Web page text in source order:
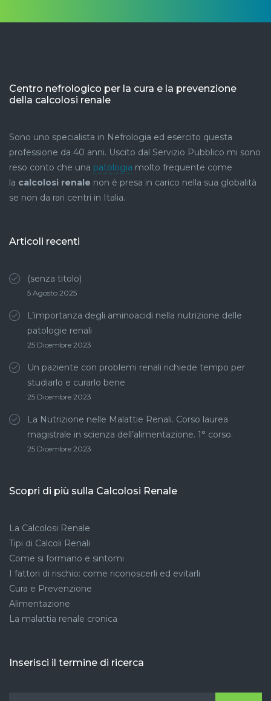
Centro nefrologico per la cura e la prevenzione
della calcolosi renale
Sono uno specialista in Nefrologia ed esercito questa
professione da 40 anni. Uscito dal Servizio Pubblico mi sono
reso conto che una patologia molto frequente come
la calcolosi renale non è presa in carico nella sua globalità
se non da rari centri in Italia.
Articoli recenti
(senza titolo)
5 Agosto 2025
L’importanza degli aminoacidi nella nutrizione delle
patologie renali
25 Dicembre 2023
Un paziente con problemi renali richiede tempo per
studiarlo e curarlo bene
25 Dicembre 2023
La Nutrizione nelle Malattie Renali. Corso laurea
magistrale in scienza dell’alimentazione. 1° corso.
25 Dicembre 2023
Scopri di più sulla Calcolosi Renale
La Calcolosi Renale
Tipi di Calcoli Renali
Come si formano e sintomi
I fattori di rischio: come riconoscerli ed evitarli
Cura e Prevenzione
Alimentazione
La malattia renale cronica
Inserisci il termine di ricerca